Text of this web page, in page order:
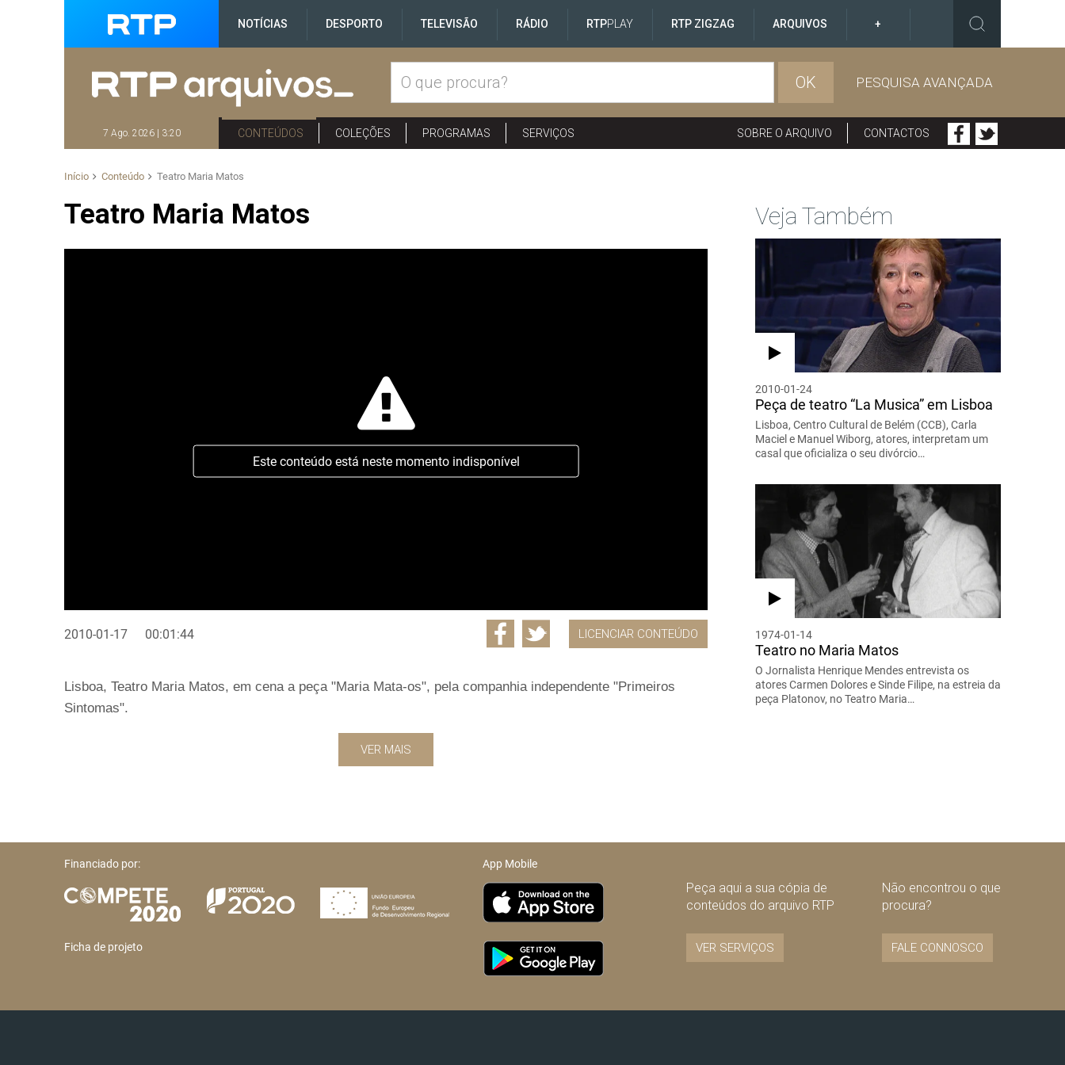
NOTÍCIAS DESPORTO TELEVISÃO RÁDIO RTPPLAY RTP ZIGZAG ARQUIVOS +
OK PESQUISA AVANÇADA
7 Ago. 2026 | 3:20 CONTEÚDOS COLEÇÕES PROGRAMAS SERVIÇOS SOBRE O ARQUIVO CONTACTOS
Início Conteúdo Teatro Maria Matos
Teatro Maria Matos
Este conteúdo está neste momento indisponível
2010-01-17 00:01:44 LICENCIAR CONTEÚDO
Lisboa, Teatro Maria Matos, em cena a peça "Maria Mata-os", pela companhia independente "Primeiros
Sintomas".
VER MAIS
Veja Também
2010-01-24
Peça de teatro “La Musica” em Lisboa
Lisboa, Centro Cultural de Belém (CCB), Carla
Maciel e Manuel Wiborg, atores, interpretam um
casal que oficializa o seu divórcio…
1974-01-14
Teatro no Maria Matos
O Jornalista Henrique Mendes entrevista os
atores Carmen Dolores e Sinde Filipe, na estreia da
peça Platonov, no Teatro Maria…
Financiado por:
Ficha de projeto
App Mobile
Peça aqui a sua cópia de
conteúdos do arquivo RTP
VER SERVIÇOS
Não encontrou o que
procura?
FALE CONNOSCO